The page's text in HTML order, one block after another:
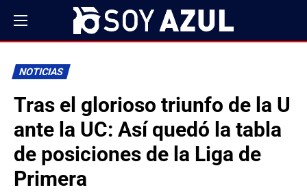
NOTICIAS
Tras el glorioso triunfo de la U
ante la UC: Así quedó la tabla
de posiciones de la Liga de
Primera